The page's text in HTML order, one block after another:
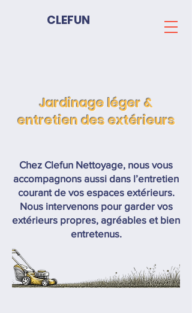
CLEFUN
Jardinage léger &
entretien des extérieurs
Chez Clefun Nettoyage, nous vous
accompagnons aussi dans l’entretien
courant de vos espaces extérieurs.
Nous intervenons pour garder vos
extérieurs propres, agréables et bien
entretenus.